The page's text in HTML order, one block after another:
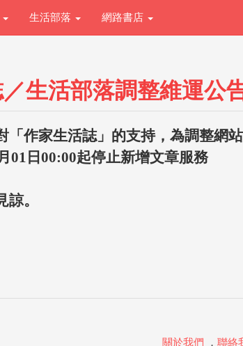
生活部落 網路書店
生活部落調整維運公
「作家生活誌」的支持，為調整網
01日00:00起停止新增文章服務
。
關於我們 ． 聯絡